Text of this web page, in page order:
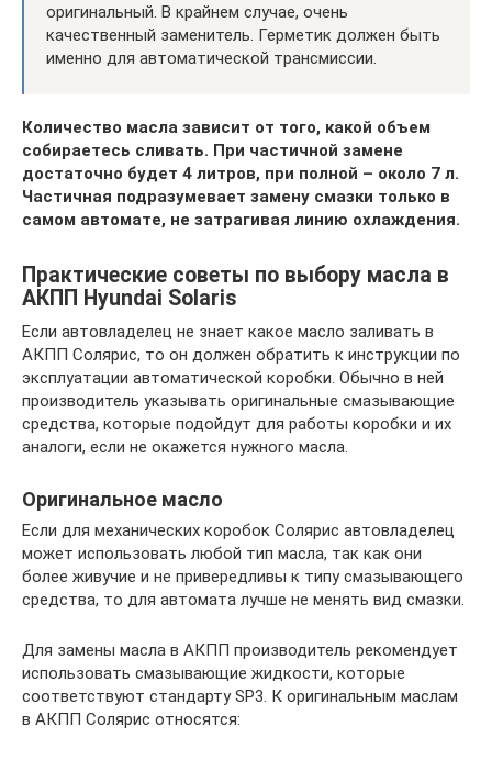
оригинальный. В крайнем случае, очень
качественный заменитель. Герметик должен быть
именно для автоматической трансмиссии.
Количество масла зависит от того, какой объем
собираетесь сливать. При частичной замене
достаточно будет 4 литров, при полной – около 7 л.
Частичная подразумевает замену смазки только в
самом автомате, не затрагивая линию охлаждения.
Практические советы по выбору масла в
АКПП Hyundai Solaris
Если автовладелец не знает какое масло заливать в
АКПП Солярис, то он должен обратить к инструкции по
эксплуатации автоматической коробки. Обычно в ней
производитель указывать оригинальные смазывающие
средства, которые подойдут для работы коробки и их
аналоги, если не окажется нужного масла.
Оригинальное масло
Если для механических коробок Солярис автовладелец
может использовать любой тип масла, так как они
более живучие и не привередливы к типу смазывающего
средства, то для автомата лучше не менять вид смазки.
Для замены масла в АКПП производитель рекомендует
использовать смазывающие жидкости, которые
соответствуют стандарту SP3. К оригинальным маслам
в АКПП Солярис относятся: